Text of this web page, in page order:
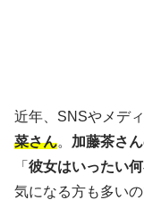
近年、SNSやメデ
菜さん。 加藤茶さ
「 彼女はいったい何
気になる方も多い